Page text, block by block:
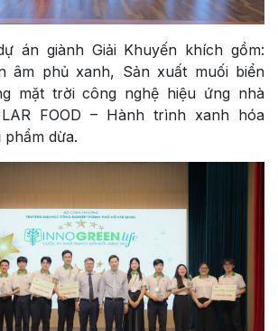
án giành Giải Khuyến khích gồm:
âm phủ xanh, Sản xuất muối biển
mặt trời công nghệ hiệu ứng nhà
FOOD – Hành trình xanh hóa
dừa.